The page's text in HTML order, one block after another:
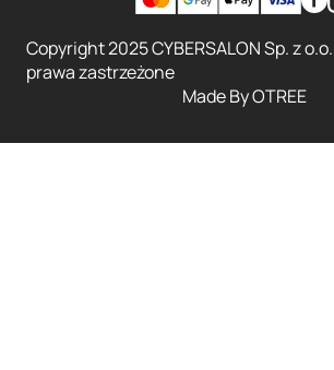
Copyright 2025 CYBERSALON Sp. z
prawa zastrzeżone
Made ByOTREE